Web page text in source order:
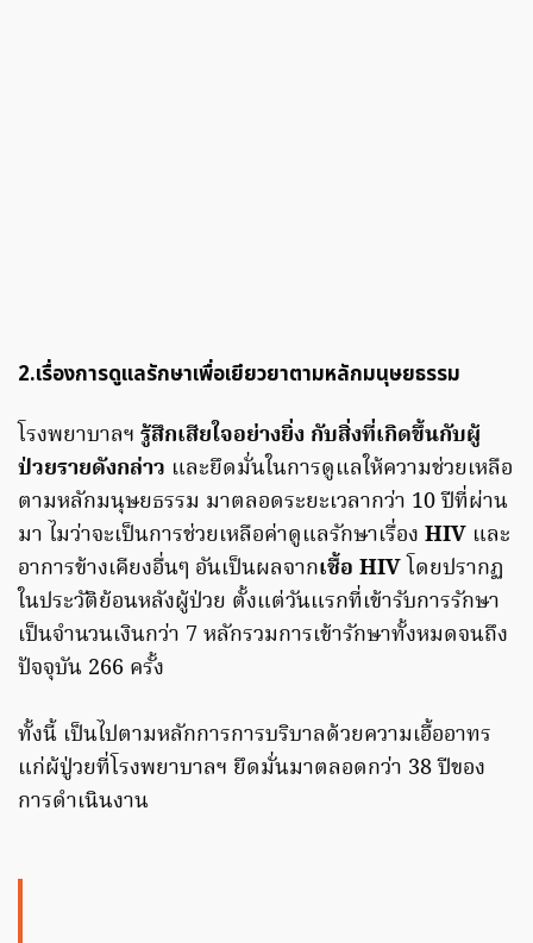
2.เรื่องการดูแลรักษาเพื่อเยียวยาตามหลักมนุษยธรรม
โรงพยาบาลฯ รู้สึกเสียใจอย่างยิ่ง กับสิ่งที่เกิดขึ้นกับผู้
ป่วยรายดังกล่าว และยึดมั่นในการดูแลให้ความช่วยเหลือ
ตามหลักมนุษยธรรม มาตลอดระยะเวลากว่า 10 ปีที่ผ่าน
มา ไมว่าจะเป็นการช่วยเหลือค่าดูแลรักษาเรื่อง HIV และ
อาการข้างเคียงอื่นๆ อันเป็นผลจากเชื้อ HIV โดยปรากฏ
ในประวัติย้อนหลังผู้ป่วย ตั้งแต่วันแรกที่เข้ารับการรักษา
เป็นจำนวนเงินกว่า 7 หลักรวมการเข้ารักษาทั้งหมดจนถึง
ปัจจุบัน 266 ครั้ง
ทั้งนี้ เป็นไปตามหลักการการบริบาลด้วยความเอื้ออาทร
แก่ผ้ปู่วยที่โรงพยาบาลฯ ยึดมั่นมาตลอดกว่า 38 ปีของ
การดำเนินงาน